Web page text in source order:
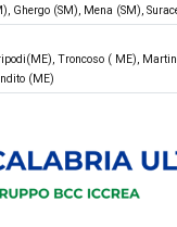
Ghergo (SM), Mena (SM),
Troncoso ( ME),
(ME)